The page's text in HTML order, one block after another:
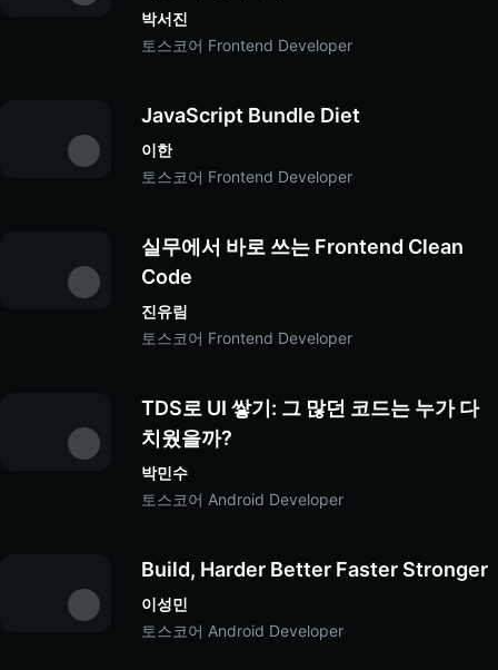
박서진
토스코어 Frontend Developer
JavaScript Bundle Diet
이한
토스코어 Frontend Developer
실무에서 바로 쓰는 Frontend Clean
Code
진유림
토스코어 Frontend Developer
TDS로 UI 쌓기: 그 많던 코드는 누가 다
치웠을까?
박민수
토스코어 Android Developer
Build, Harder Better Faster Stronger
이성민
토스코어 Android Developer